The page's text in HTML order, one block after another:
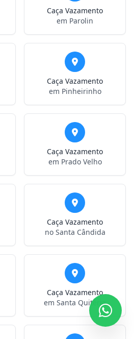
Caça Vazamento
em Parolin
Caça Vazamento
em Pinheirinho
Caça Vazamento
em Prado Velho
Caça Vazamento
no Santa Cândida
Caça Vazamento
em Santa Quitéria